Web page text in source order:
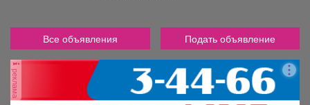
Все объявления Подать объявление
реклама